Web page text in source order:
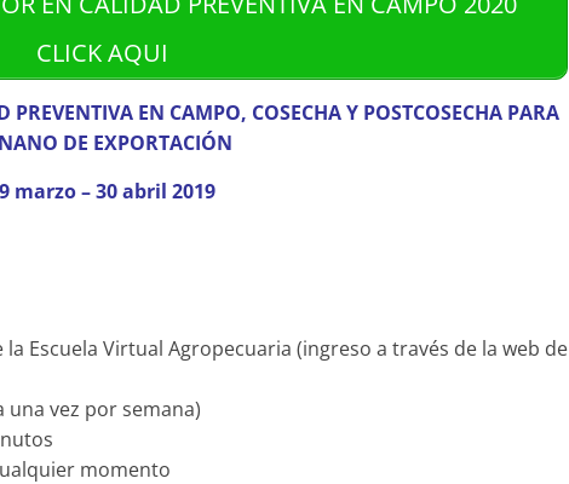
CLICK AQUI
EN CAMPO, COSECHA Y POSTCOSECHA PARA
DE EXPORTACIÓN
marzo – 30 abril 2019
Escuela Virtual Agropecuaria (ingreso a través de la web de
una vez por semana)
momento